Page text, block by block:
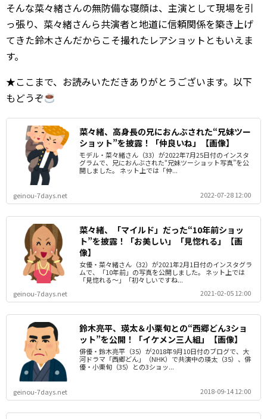
そんな菜々緒さんの無防備な寝顔は、主演として現場を引
っ張り、菜々緒さんら共演者と地道に信頼関係を築き上げ
てきた鈴木さんだからこそ撮れたレアショットともいえま
す。
★ここまで、お読みいただきありがとうございます。以下
もどうぞ
菜々緒、高身長の兄におんぶされた“兄妹ツー
ショット”を披露！「仲良いね」【画像】
モデル・菜々緒さん（33）が2022年7月25日付のインスタ
グラムで、兄におんぶされた“兄妹ツーショット写真”を公
開しました。 ネット上では「仲...
geinou-7days.net 2022-07-28 12:00
菜々緒、「マイルド」だった“10年前ショッ
ト”を披露！「お美しい」「見惚れる」【画
像】
女優・菜々緒さん（32）が2021年2月1日付のインスタグラ
ムで、「10年前」の写真を公開しました。 ネット上では
「見惚れる～」「初々しいですね...
geinou-7days.net
2021-02-05 12:00
鈴木亮平、瑛太＆小栗旬との“西郷どん3ショ
ット”を公開！「イケメン三人組」【画像】
俳優・鈴木亮平（35）が2018年9月10日付のブログで、大
河ドラマ「西郷どん」（NHK）で共演中の瑛太（35）、俳
優・小栗旬（35）との3ショッ...
geinou-7days.net 2018-09-14 12:00